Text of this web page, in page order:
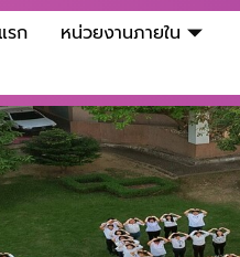
รก หน่วยงานภายใน